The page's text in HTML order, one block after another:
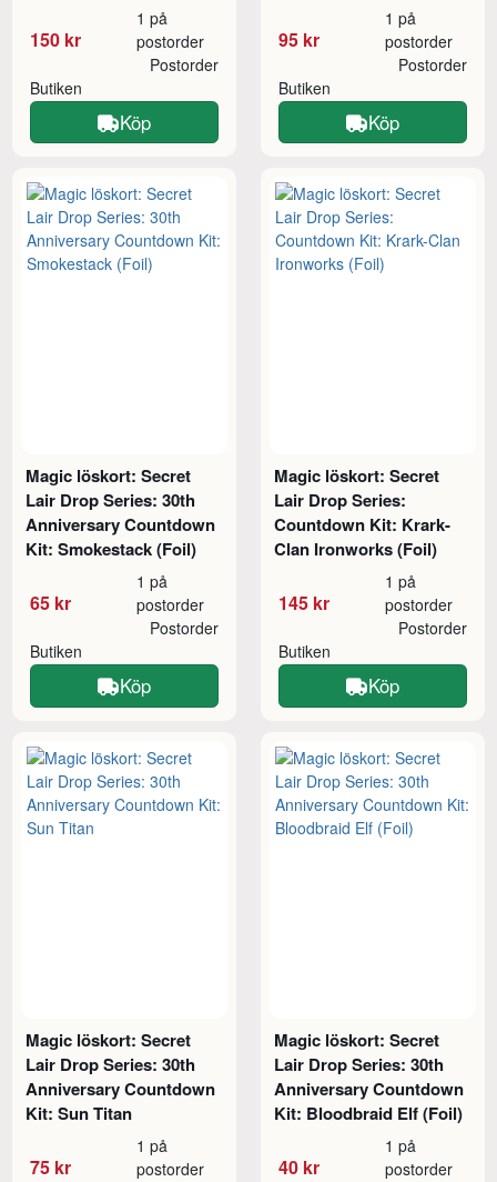
150 kr
1 på
postorder
Butiken
Postorder
Köp
95 kr
1 på
postorder
Butiken
Postorder
Köp
Magic löskort: Secret
Lair Drop Series: 30th
Anniversary Countdown
Kit: Smokestack (Foil)
65 kr
1 på
postorder
Butiken
Postorder
Köp
Magic löskort: Secret
Lair Drop Series:
Countdown Kit: Krark-
Clan Ironworks (Foil)
145 kr
1 på
postorder
Butiken
Postorder
Köp
Magic löskort: Secret
Lair Drop Series: 30th
Anniversary Countdown
Kit: Sun Titan
75 kr
1 på
postorder
Magic löskort: Secret
Lair Drop Series: 30th
Anniversary Countdown
Kit: Bloodbraid Elf (Foil)
40 kr
1 på
postorder